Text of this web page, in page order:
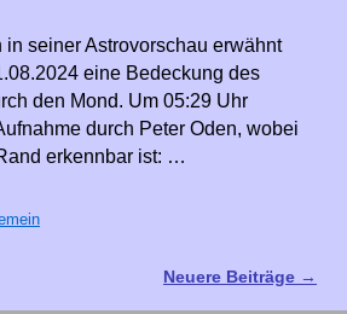
seiner Astrovorschau erwähnt
eine Bedeckung des
den Mond. Um 05:29 Uhr
durch Peter Oden, wobei
erkennbar ist: …
Neuere Beiträge →